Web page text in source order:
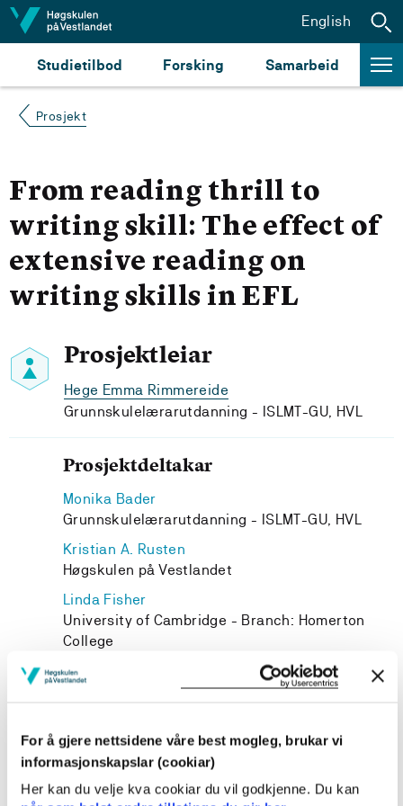
For å gjere nettsidene våre best mogleg, brukar vi
informasjonskapslar (cookiar)
Her kan du velje kva cookiar du vil godkjenne. Du kan
Hopp til innhald
Studietilbod Forsking Samarbeid
English
Prosjekt
From reading thrill to
writing skill: The effect of
extensive reading on
writing skills in EFL
Prosjektleiar
Hege Emma Rimmereide
Grunnskulelærarutdanning - ISLMT-GU, HVL
Prosjektdeltakar
Monika Bader
Grunnskulelærarutdanning - ISLMT-GU, HVL
Kristian A. Rusten
Høgskulen på Vestlandet
Linda Fisher
University of Cambridge - Branch: Homerton
College
Anna Birketveit
Høgskulen på Vestlandet